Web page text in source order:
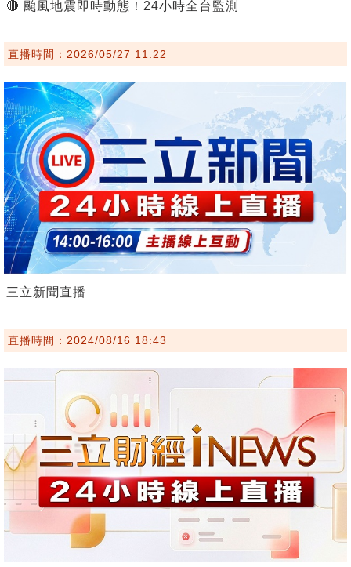
🔴 颱風地震即時動態！24小時全台監測
直播時間：2026/05/27 11:22
三立新聞直播
直播時間：2024/08/16 18:43